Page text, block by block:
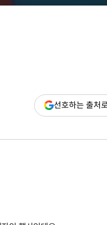
선호하는 출처